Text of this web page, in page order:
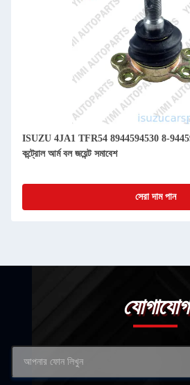
ISUZU 4JA1 TFR54 8944594530 8-
কন্ট্রোল আর্ম বল জয়েন্ট সমাবেশ
সেরা দাম পান
যোগাযোগ